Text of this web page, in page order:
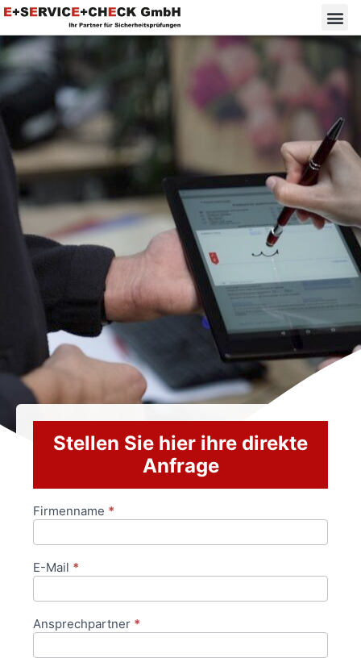
Stellen Sie hier ihre direkte
Anfrage
Anfrageformular
Firmenname *
E-Mail *
Ansprechpartner *